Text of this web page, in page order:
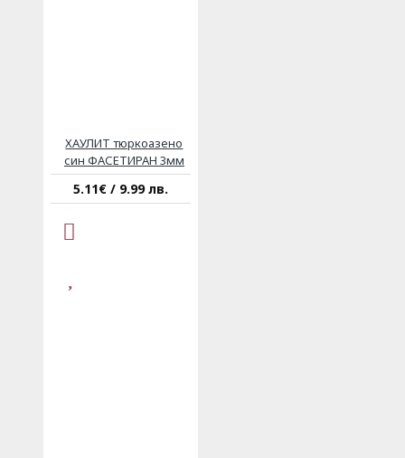
ХАУЛИТ тюркоазено
син ФАСЕТИРАН 3мм
5.11€ / 9.99 лв.